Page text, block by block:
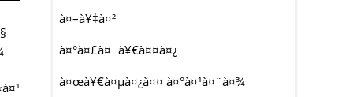
à¤–à¥‡à¤²
à¤°à¤£à¤¨à¥€à¤¤à¤¿
à¤œà¥€à¤µà¤¿à¤¤ à¤°à¤¹à¤¨à¤¾